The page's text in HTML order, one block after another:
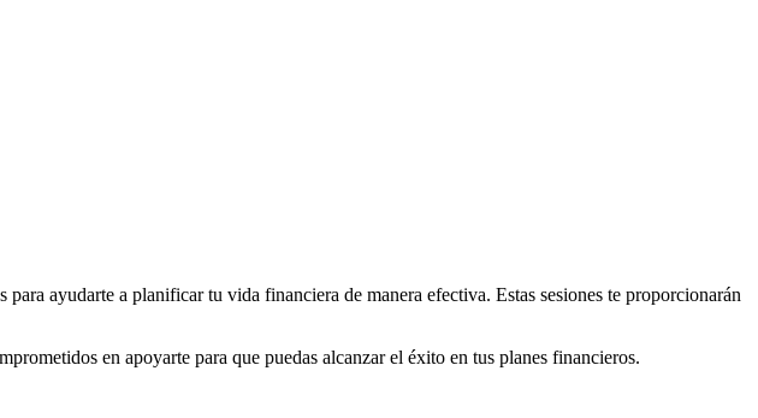
ayudarte a planificar tu vida financiera de manera efectiva. Estas sesiones te proporcionarán
en apoyarte para que puedas alcanzar el éxito en tus planes financieros.